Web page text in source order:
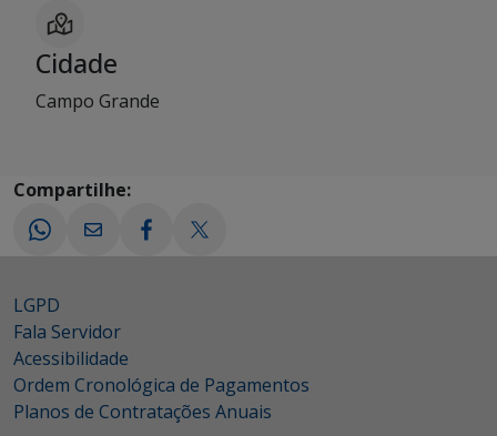
Cidade
Campo Grande
Compartilhe:
LGPD
Fala Servidor
Acessibilidade
Ordem Cronológica de Pagamentos
Planos de Contratações Anuais